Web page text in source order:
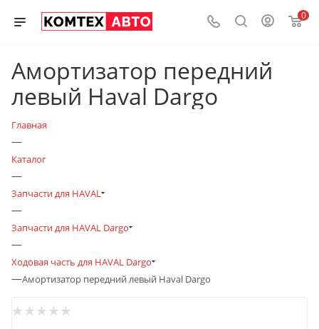
0
Амортизатор передний
левый Haval Dargo
Главная
—
Каталог
—
Запчасти для HAVAL
—
Запчасти для HAVAL Dargo
—
Ходовая часть для HAVAL Dargo
—Амортизатор передний левый Haval Dargo